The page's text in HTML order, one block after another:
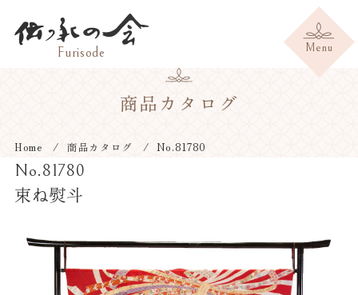
商品カタログ
Home 商品カタログ No.81780
No.81780
束ね熨斗